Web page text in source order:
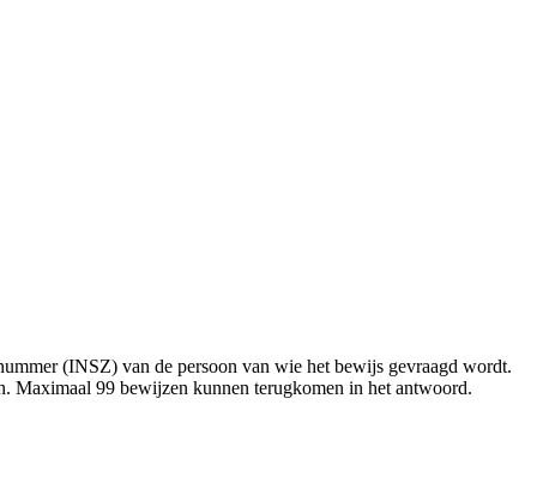
(INSZ) van de persoon van wie het bewijs gevraagd wordt.
Maximaal 99 bewijzen kunnen terugkomen in het antwoord.